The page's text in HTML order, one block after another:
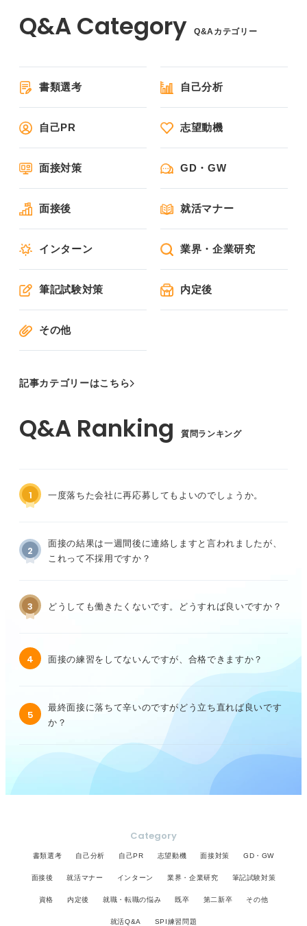
Q&Aカテゴリー
書類選考 自己分析
自己PR 志望動機
面接対策 GD・GW
面接後 就活マナー
インターン 業界・企業研究
筆記試験対策 内定後
その他
記事カテゴリーはこちら
質問ランキング
1 一度落ちた会社に再応募してもよいのでしょうか。
2
面接の結果は一週間後に連絡しますと言われましたが、
これって不採用ですか？
3 どうしても働きたくないです。どうすれば良いですか？
4 面接の練習をしてないんですが、合格できますか？
5
最終面接に落ちて辛いのですがどう立ち直れば良いです
か？
Category
書類選考 自己分析 自己PR 志望動機 面接対策 GD・GW
面接後 就活マナー インターン 業界・企業研究 筆記試験対策
資格 内定後 就職・転職の悩み 既卒 第二新卒 その他
就活Q&A SPI練習問題